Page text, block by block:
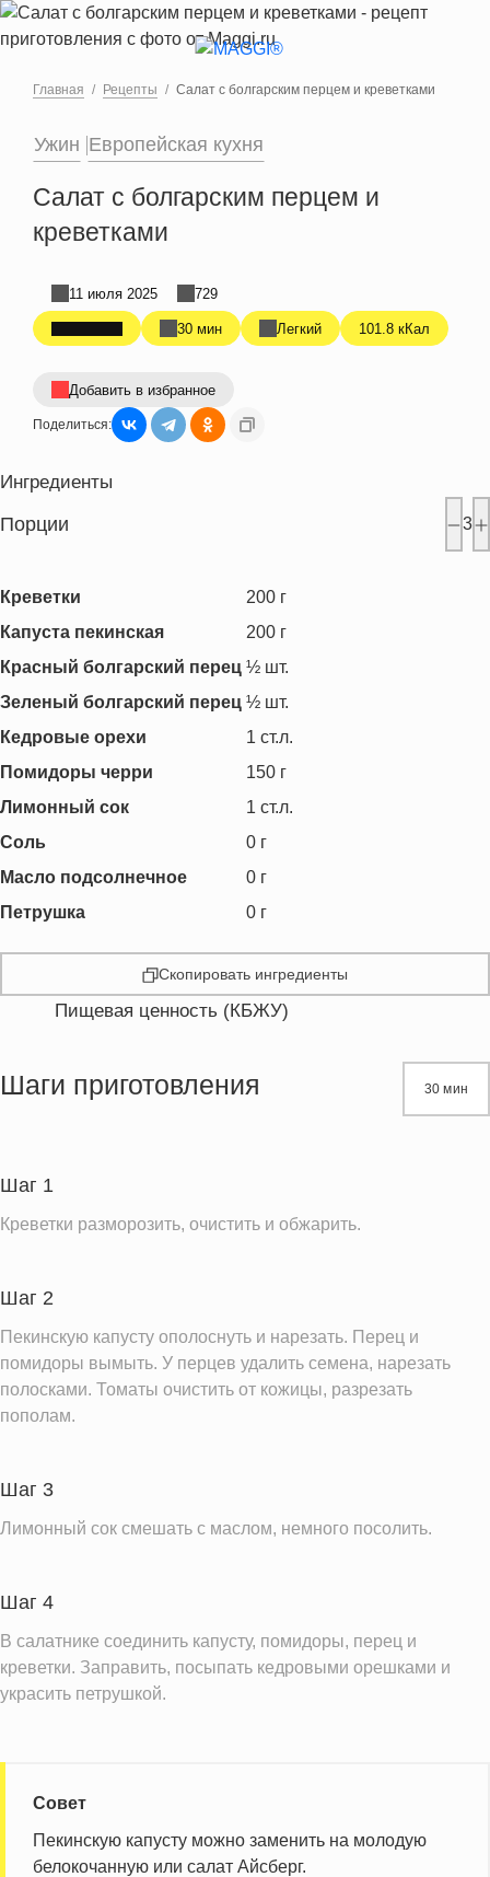
Перейти к основному содержанию
Главная Рецепты Салат с болгарским перцем и креветками
Ужин Европейская кухня
Салат с болгарским перцем и
креветками
30 мин Легкий 101.8 кКал
11 июля 2025 729
Добавить в избранное
Поделиться:
Ингредиенты
Порции 3
Креветки 200 г
Капуста пекинская
200 г
Красный болгарский перец ½ шт.
Зеленый болгарский перец ½ шт.
Кедровые орехи
1 ст.л.
Помидоры черри
150 г
Лимонный сок
1 ст.л.
Соль
0 г
Масло подсолнечное
0 г
Петрушка
0 г
Скопировать ингредиенты
Пищевая ценность (КБЖУ)
Жиры
Пищевые волокна
Натрий
386.7 мг
Насыщенные жиры
Добавленный сахар
1.8 ч.л.
Шаги приготовления 30 мин
Шаг 1
Креветки разморозить, очистить и обжарить.
Шаг 2
Пекинскую капусту ополоснуть и нарезать. Перец и
помидоры вымыть. У перцев удалить семена, нарезать
полосками. Томаты очистить от кожицы, разрезать
пополам.
Шаг 3
Лимонный сок смешать с маслом, немного посолить.
Шаг 4
В салатнике соединить капусту, помидоры, перец и
креветки. Заправить, посыпать кедровыми орешками и
украсить петрушкой.
Совет
Пекинскую капусту можно заменить на молодую
белокочанную или салат Айсберг.